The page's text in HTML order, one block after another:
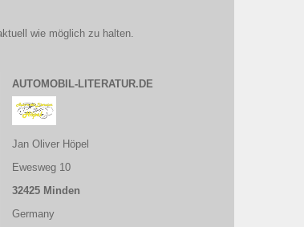
wie möglich zu halten.
AUTOMOBIL-LITERATUR.DE
Jan Oliver Höpel
Ewesweg 10
32425 Minden
Germany